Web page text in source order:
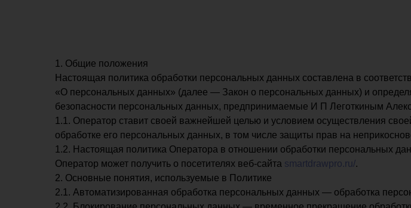
1. Общие положения
Настоящая политика обработки персональных данных составлена в
«О персональных данных» (далее — Закон о персональных данных) и
безопасности персональных данных, предпринимаемые И П Леготкиным
1.1. Оператор ставит своей важнейшей целью и условием осуществления
обработке его персональных данных, в том числе защиты прав на
1.2. Настоящая политика Оператора в отношении обработки персональных
Оператор может получить о посетителях веб-сайта smartdrawpro.ru/.
2. Основные понятия, используемые в Политике
2.1. Автоматизированная обработка персональных данных — обработка